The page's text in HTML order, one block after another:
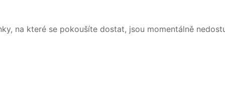
na které se pokoušíte dostat, jsou momentálně